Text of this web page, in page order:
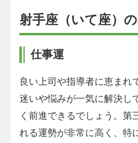
射手座（いて座）
仕事運
良い上司や指導者に恵まれ
迷いや悩みが一気に解決し
く前進できるでしょう。第
れる運勢が非常に高く、特